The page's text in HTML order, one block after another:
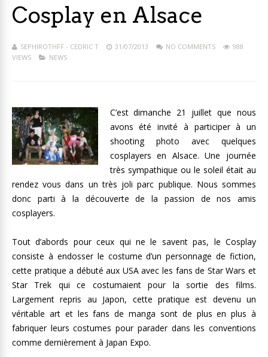
Cosplay en Alsace
SEPHIROTHFF - CEDRIC T 31/07/2013 NO COMMENTS
988
VIEWS
NEWS
C’est dimanche 21 juillet que nous
avons été invité à participer à un
shooting photo avec quelques
cosplayers en Alsace. Une journée
très sympathique ou le soleil était au
rendez vous dans un très joli parc publique. Nous sommes
donc parti à la découverte de la passion de nos amis
cosplayers.
Tout d’abords pour ceux qui ne le savent pas, le Cosplay
consiste à endosser le costume d’un personnage de fiction,
cette pratique a débuté aux USA avec les fans de Star Wars et
Star Trek qui ce costumaient pour la sortie des films.
Largement repris au Japon, cette pratique est devenu un
véritable art et les fans de manga sont de plus en plus à
fabriquer leurs costumes pour parader dans les conventions
comme dernièrement à Japan Expo.